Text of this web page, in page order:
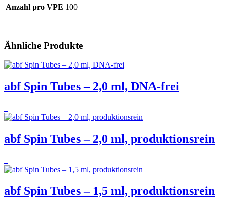
Anzahl pro VPE 100
Ähnliche Produkte
abf Spin Tubes – 2,0 ml, DNA-frei
abf Spin Tubes – 2,0 ml, produktionsrein
abf Spin Tubes – 1,5 ml, produktionsrein